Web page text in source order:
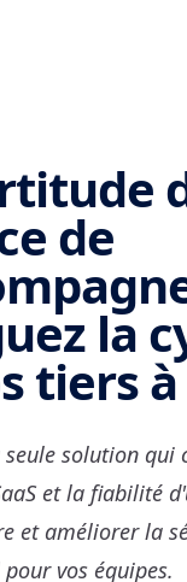
de
la
tiers
seule solution
et la fiabilité
et améliorer la
vos équipes.